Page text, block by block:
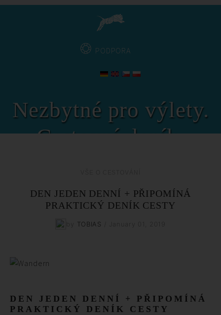
PODPORA
Nezbytné pro výlety.
Cestovní deník,
DEN JEDEN DENNÍ + PŘIPOMÍNÁ
PRAKTICKÝ DENÍK CESTY
TOBIAS
DEN JEDEN DENNÍ + PŘIPOMÍNÁ
PRAKTICKÝ DENÍK CESTY